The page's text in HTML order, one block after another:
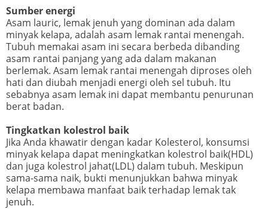
Sumber energi
Asam lauric, lemak jenuh yang dominan ada dalam
minyak kelapa, adalah asam lemak rantai menengah.
Tubuh memakai asam ini secara berbeda dibanding
asam rantai panjang yang ada dalam makanan
berlemak. Asam lemak rantai menengah diproses oleh
hati dan diubah menjadi energi oleh sel tubuh. Itu
sebabnya asam lemak ini dapat membantu penurunan
berat badan.
Tingkatkan kolestrol baik
Jika Anda khawatir dengan kadar Kolesterol, konsumsi
minyak kelapa dapat meningkatkan kolestrol baik(HDL)
dan juga kolestrol jahat(LDL) dalam tubuh. Meskipun
sama-sama naik, bukti menunjukkan bahwa minyak
kelapa membawa manfaat baik terhadap lemak tak
jenuh.